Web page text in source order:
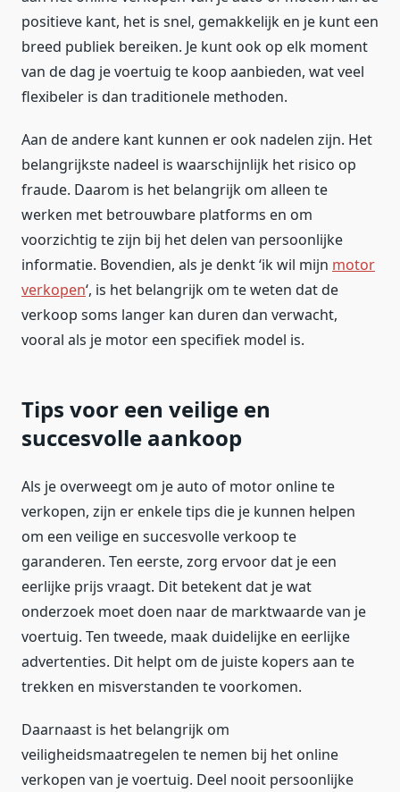
positieve kant, het is snel, gemakkelijk en je kunt een
breed publiek bereiken. Je kunt ook op elk moment
van de dag je voertuig te koop aanbieden, wat veel
flexibeler is dan traditionele methoden.
Aan de andere kant kunnen er ook nadelen zijn. Het
belangrijkste nadeel is waarschijnlijk het risico op
fraude. Daarom is het belangrijk om alleen te
werken met betrouwbare platforms en om
voorzichtig te zijn bij het delen van persoonlijke
informatie. Bovendien, als je denkt ‘ik wil mijn motor
verkopen‘, is het belangrijk om te weten dat de
verkoop soms langer kan duren dan verwacht,
vooral als je motor een specifiek model is.
Tips voor een veilige en
succesvolle aankoop
Als je overweegt om je auto of motor online te
verkopen, zijn er enkele tips die je kunnen helpen
om een veilige en succesvolle verkoop te
garanderen. Ten eerste, zorg ervoor dat je een
eerlijke prijs vraagt. Dit betekent dat je wat
onderzoek moet doen naar de marktwaarde van je
voertuig. Ten tweede, maak duidelijke en eerlijke
advertenties. Dit helpt om de juiste kopers aan te
trekken en misverstanden te voorkomen.
Daarnaast is het belangrijk om
veiligheidsmaatregelen te nemen bij het online
verkopen van je voertuig. Deel nooit persoonlijke